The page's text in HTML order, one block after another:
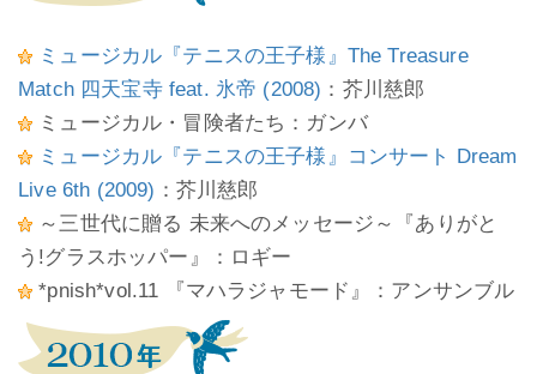
ミュージカル『テニスの王子様』The Treasure
Match 四天宝寺 feat. 氷帝 (2008) ：芥川慈郎
ミュージカル・冒険者たち：ガンバ
ミュージカル『テニスの王子様』コンサート Dream
Live 6th (2009) ：芥川慈郎
～三世代に贈る 未来へのメッセージ～『ありがと
う!グラスホッパー』：ロギー
*pnish*vol.11 『マハラジャモード』：アンサンブル